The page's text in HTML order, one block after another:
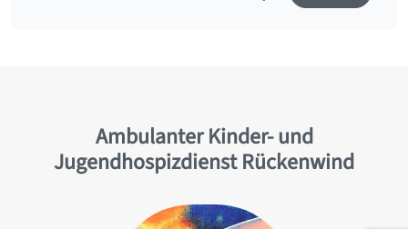
Ambulanter Kinder- und
Jugendhospizdienst Rückenwind